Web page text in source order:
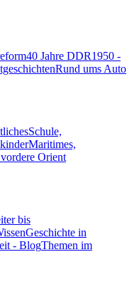
40 Jahre DDR1950 -
Rund ums Auto
Schule,
Maritimes,
Orient
bis
Geschichte in
- BlogThemen im